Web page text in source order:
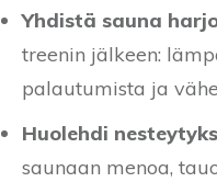
Yhdistä sauna
treenin jälkeen:
palautumista ja
Huolehdi
saunaan menoa,